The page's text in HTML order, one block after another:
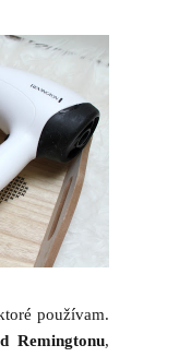
používam.
Remingtonu,